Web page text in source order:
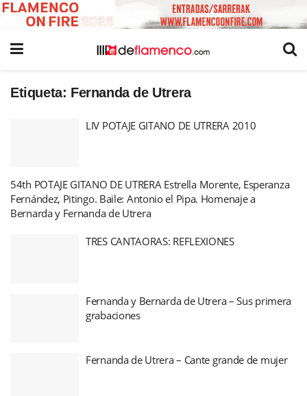
Etiqueta: Fernanda de Utrera
LIV POTAJE GITANO DE UTRERA 2010
54th POTAJE GITANO DE UTRERA Estrella Morente, Esperanza
Fernández, Pitingo. Baile: Antonio el Pipa. Homenaje a
Bernarda y Fernanda de Utrera
TRES CANTAORAS: REFLEXIONES
Fernanda y Bernarda de Utrera – Sus primera
grabaciones
Fernanda de Utrera – Cante grande de mujer